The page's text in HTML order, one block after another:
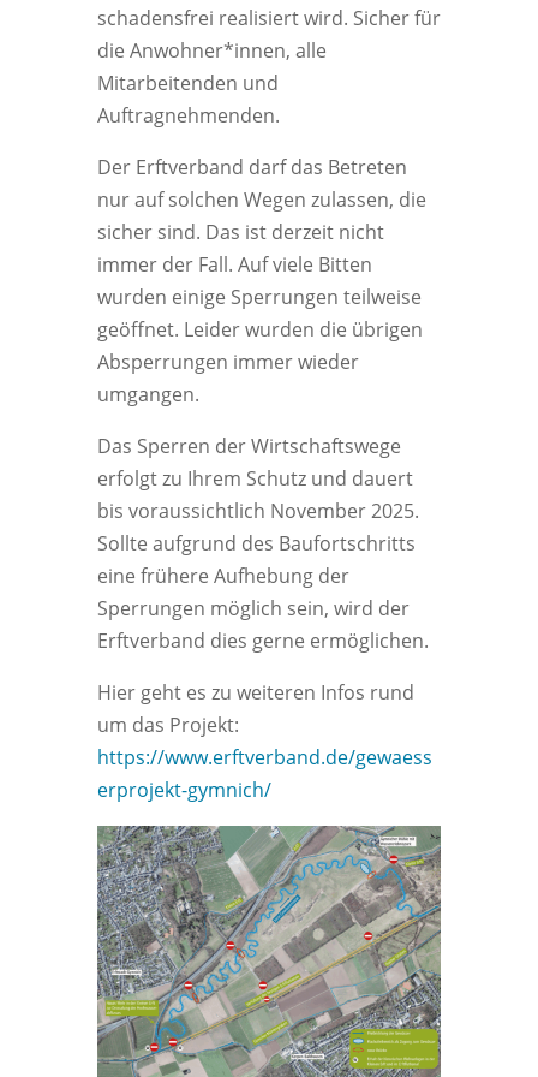
schadensfrei realisiert wird. Sicher für
die Anwohner*innen, alle
Mitarbeitenden und
Auftragnehmenden.
Der Erftverband darf das Betreten
nur auf solchen Wegen zulassen, die
sicher sind. Das ist derzeit nicht
immer der Fall. Auf viele Bitten
wurden einige Sperrungen teilweise
geöffnet. Leider wurden die übrigen
Absperrungen immer wieder
umgangen.
Das Sperren der Wirtschaftswege
erfolgt zu Ihrem Schutz und dauert
bis voraussichtlich November 2025.
Sollte aufgrund des Baufortschritts
eine frühere Aufhebung der
Sperrungen möglich sein, wird der
Erftverband dies gerne ermöglichen.
Hier geht es zu weiteren Infos rund
um das Projekt:
https://www.erftverband.de/gewaess
erprojekt-gymnich/